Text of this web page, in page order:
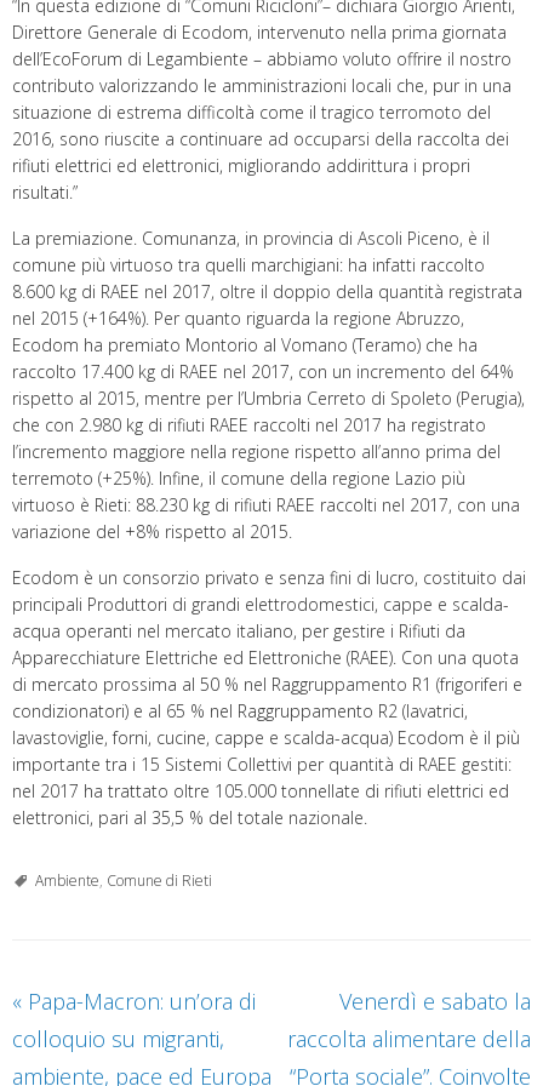
“In questa edizione di “Comuni Ricicloni”– dichiara Giorgio Arienti,
Direttore Generale di Ecodom, intervenuto nella prima giornata
dell’EcoForum di Legambiente – abbiamo voluto offrire il nostro
contributo valorizzando le amministrazioni locali che, pur in una
situazione di estrema difficoltà come il tragico terromoto del
2016, sono riuscite a continuare ad occuparsi della raccolta dei
rifiuti elettrici ed elettronici, migliorando addirittura i propri
risultati.”
La premiazione. Comunanza, in provincia di Ascoli Piceno, è il
comune più virtuoso tra quelli marchigiani: ha infatti raccolto
8.600 kg di RAEE nel 2017, oltre il doppio della quantità registrata
nel 2015 (+164%). Per quanto riguarda la regione Abruzzo,
Ecodom ha premiato Montorio al Vomano (Teramo) che ha
raccolto 17.400 kg di RAEE nel 2017, con un incremento del 64%
rispetto al 2015, mentre per l’Umbria Cerreto di Spoleto (Perugia),
che con 2.980 kg di rifiuti RAEE raccolti nel 2017 ha registrato
l’incremento maggiore nella regione rispetto all’anno prima del
terremoto (+25%). Infine, il comune della regione Lazio più
virtuoso è Rieti: 88.230 kg di rifiuti RAEE raccolti nel 2017, con una
variazione del +8% rispetto al 2015.
Ecodom è un consorzio privato e senza fini di lucro, costituito dai
principali Produttori di grandi elettrodomestici, cappe e scalda-
acqua operanti nel mercato italiano, per gestire i Rifiuti da
Apparecchiature Elettriche ed Elettroniche (RAEE). Con una quota
di mercato prossima al 50 % nel Raggruppamento R1 (frigoriferi e
condizionatori) e al 65 % nel Raggruppamento R2 (lavatrici,
lavastoviglie, forni, cucine, cappe e scalda-acqua) Ecodom è il più
importante tra i 15 Sistemi Collettivi per quantità di RAEE gestiti:
nel 2017 ha trattato oltre 105.000 tonnellate di rifiuti elettrici ed
elettronici, pari al 35,5 % del totale nazionale.
Ambiente, Comune di Rieti
« Papa-Macron: un’ora di
colloquio su migranti,
ambiente, pace ed Europa
Venerdì e sabato la
raccolta alimentare della
“Porta sociale”. Coinvolte